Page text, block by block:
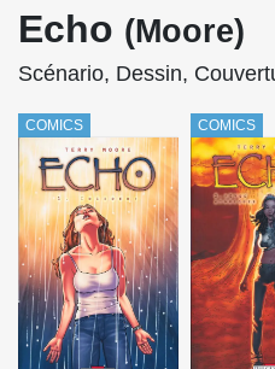
Echo (Moore)
Scénario, Dessin,
COMICS COMICS